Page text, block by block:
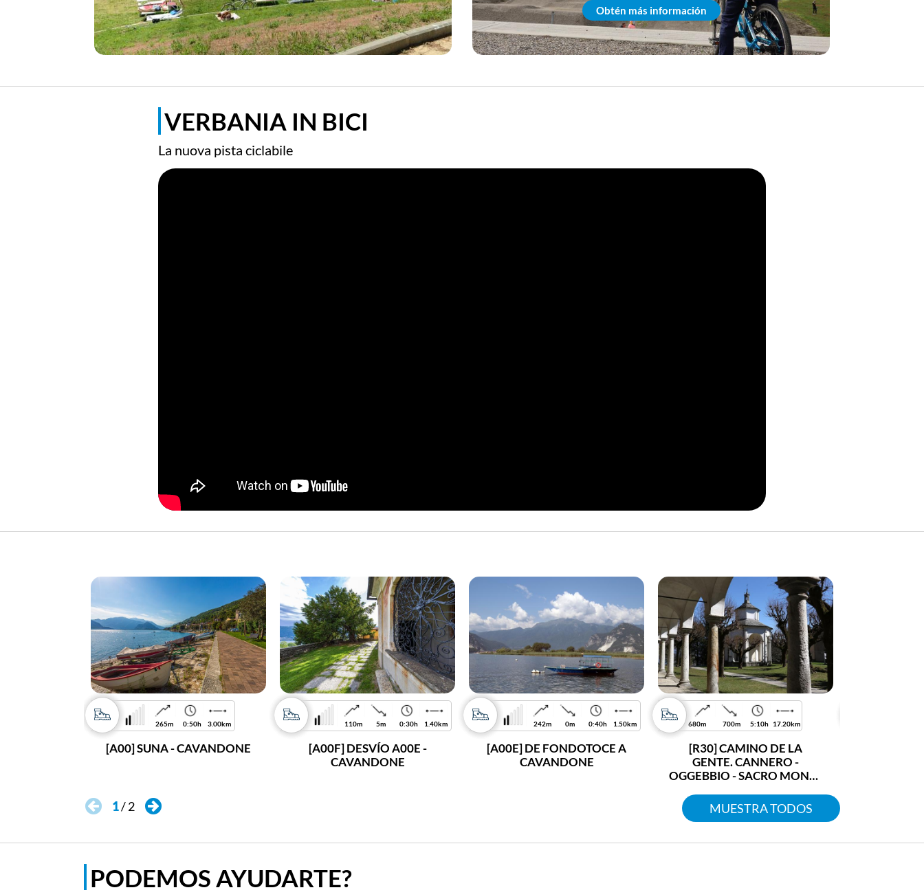
Obtén más información
VERBANIA IN BICI
La nuova pista ciclabile
265m 0:50h 3.00km
[A00] SUNA - CAVANDONE
110m 5m 0:30h 1.40km
[A00F] DESVÍO A00E -
CAVANDONE
242m 0m 0:40h 1.50km
[A00E] DE FONDOTOCE A
CAVANDONE
680m 700m 5:10h 17.20km
[R30] CAMINO DE LA
GENTE. CANNERO -
OGGEBBIO - SACRO MONTE
VERBANIA INTRA
1/2 MUESTRA TODOS
PODEMOS AYUDARTE?